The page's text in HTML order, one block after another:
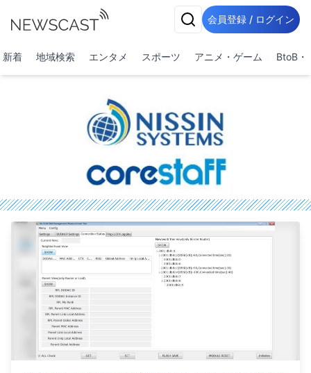
会員登録 / ログイン
新着 地域検索 エンタメ スポーツ アニメ・ゲーム BtoB・